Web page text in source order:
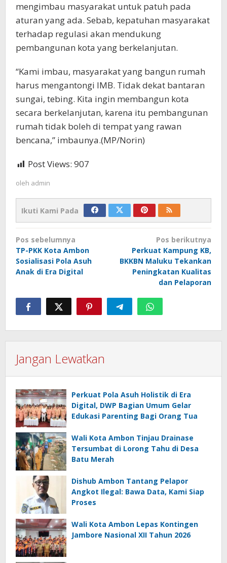
mengimbau masyarakat untuk patuh pada
aturan yang ada. Sebab, kepatuhan masyarakat
terhadap regulasi akan mendukung
pembangunan kota yang berkelanjutan.
“Kami imbau, masyarakat yang bangun rumah
harus mengantongi IMB. Tidak dekat bantaran
sungai, tebing. Kita ingin membangun kota
secara berkelanjutan, karena itu pembangunan
rumah tidak boleh di tempat yang rawan
bencana,” imbaunya.(MP/Norin)
Post Views: 907
oleh admin
Ikuti Kami Pada
Navigasi
pos
Pos sebelumnya
TP-PKK Kota Ambon
Sosialisasi Pola Asuh
Anak di Era Digital
Pos berikutnya
Perkuat Kampung KB,
BKKBN Maluku Tekankan
Peningkatan Kualitas
dan Pelaporan
Jangan Lewatkan
Perkuat Pola Asuh Holistik di Era
Digital, DWP Bagian Umum Gelar
Edukasi Parenting Bagi Orang Tua
Wali Kota Ambon Tinjau Drainase
Tersumbat di Lorong Tahu di Desa
Batu Merah
Dishub Ambon Tantang Pelapor
Angkot Ilegal: Bawa Data, Kami Siap
Proses
Wali Kota Ambon Lepas Kontingen
Jambore Nasional XII Tahun 2026